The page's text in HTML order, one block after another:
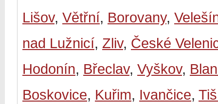
Lišov, Větřní, Borovany,
nad Lužnicí, Zliv, České
Hodonín, Břeclav, Vyškov,
Boskovice, Kuřim, Ivančice,